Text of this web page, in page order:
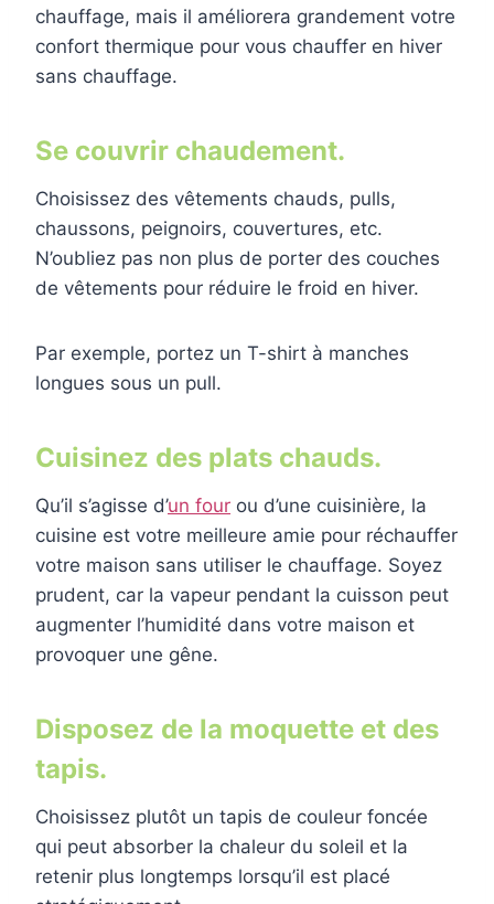
chauffage, mais il améliorera grandement votre
confort thermique pour vous chauffer en hiver
sans chauffage.
Se couvrir chaudement.
Choisissez des vêtements chauds, pulls,
chaussons, peignoirs, couvertures, etc.
N’oubliez pas non plus de porter des couches
de vêtements pour réduire le froid en hiver.
Par exemple, portez un T-shirt à manches
longues sous un pull.
Cuisinez des plats chauds.
Qu’il s’agisse d’un four ou d’une cuisinière, la
cuisine est votre meilleure amie pour réchauffer
votre maison sans utiliser le chauffage. Soyez
prudent, car la vapeur pendant la cuisson peut
augmenter l’humidité dans votre maison et
provoquer une gêne.
Disposez de la moquette et des
tapis.
Choisissez plutôt un tapis de couleur foncée
qui peut absorber la chaleur du soleil et la
retenir plus longtemps lorsqu’il est placé